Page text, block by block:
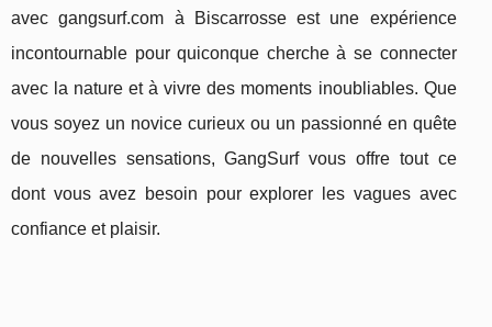
avec gangsurf.com à Biscarrosse est une expérience
incontournable pour quiconque cherche à se connecter
avec la nature et à vivre des moments inoubliables. Que
vous soyez un novice curieux ou un passionné en quête
de nouvelles sensations, GangSurf vous offre tout ce
dont vous avez besoin pour explorer les vagues avec
confiance et plaisir.